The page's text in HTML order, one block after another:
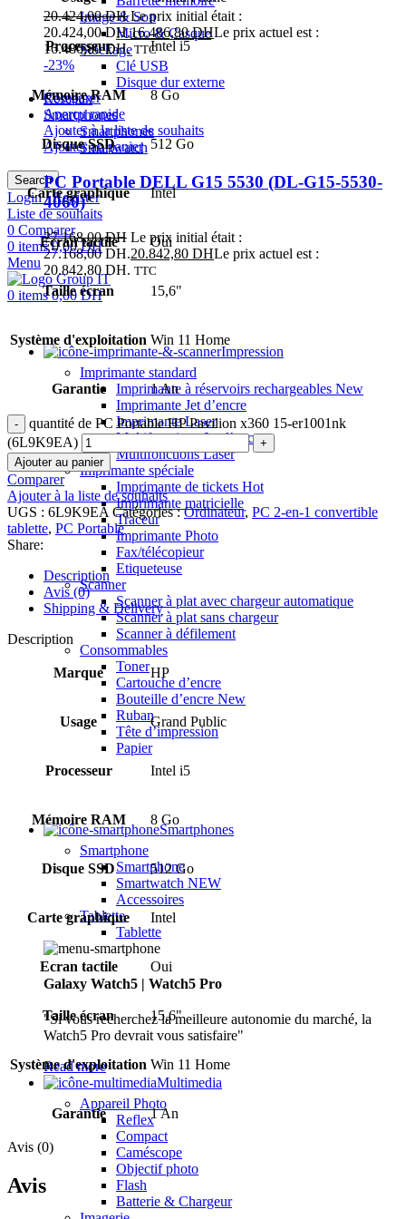
Image & Son
Micro & Casque
Stockage
Clé USB
Disque dur externe
Réseaux
Smartphones
Smartphones
Smartwatch
Search
Login / Register
Liste de souhaits
0 Comparer
0 items 0,00DH
Menu
0 items 0,00DH
20.424,00DH Le prix initial était :
20.424,00 DH.16.486,80DHLe prix actuel est :
16.486,80 DH. TTC
-23%
Comparer
Aperçu rapide
Ajouter à la liste de souhaits
Ajouter au panier
PC Portable DELL G15 5530 (DL-G15-5530-
4060)
27.168,00DH Le prix initial était :
27.168,00 DH.20.842,80 DHLe prix actuel est :
20.842,80 DH. TTC
Impression
Imprimante standard
Imprimante à réservoirs rechargeables New
Imprimante Jet d’encre
Imprimante Laser
Multifonctions Jet d’encre
Multifonctions Laser
Imprimante spéciale
Imprimante de tickets Hot
Imprimante matricielle
Traceur
Imprimante Photo
Fax/télécopieur
Etiqueteuse
Scanner
Scanner à plat avec chargeur automatique
Scanner à plat sans chargeur
Scanner à défilement
Consommables
Toner
Cartouche d’encre
Bouteille d’encre New
Ruban
Tête d’impression
Papier
Smartphones
Smartphone
Smartphone
Smartwatch NEW
Accessoires
Tablette
Tablette
Galaxy Watch5 | Watch5 Pro
"Si vous recherchez la meilleure autonomie du marché, la
Watch5 Pro devrait vous satisfaire"
Read more
Multimedia
Appareil Photo
Reflex
Compact
Caméscope
Objectif photo
Flash
Batterie & Chargeur
Processeur Intel i5
Mémoire RAM 8 Go
Disque SSD 512 Go
Carte graphique Intel
Ecran tactile Oui
Taille écran 15,6"
Système d'exploitation Win 11 Home
Garantie 1 An
quantité de PC Portable HP Pavilion x360 15-er1001nk
(6L9K9EA)
Ajouter au panier
Comparer
Ajouter à la liste de souhaits
UGS : 6L9K9EA Catégories : Ordinateur, PC 2-en-1 convertible
tablette, PC Portable
Share:
Description
Avis (0)
Shipping & Delivery
Description
Marque HP
Usage Grand Public
Processeur Intel i5
Mémoire RAM 8 Go
Disque SSD 512 Go
Carte graphique Intel
Ecran tactile Oui
Taille écran 15,6"
Système d'exploitation Win 11 Home
Garantie 1 An
Avis (0)
Avis